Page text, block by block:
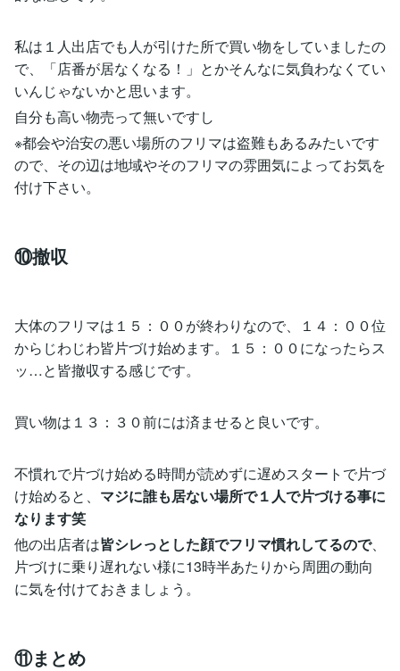
私は１人出店でも人が引けた所で買い物をしていましたの
で、「店番が居なくなる！」とかそんなに気負わなくてい
いんじゃないかと思います。
自分も高い物売って無いですし
※都会や治安の悪い場所のフリマは盗難もあるみたいです
ので、その辺は地域やそのフリマの雰囲気によってお気を
付け下さい。
⑩撤収
大体のフリマは１５：００が終わりなので、１４：００位
からじわじわ皆片づけ始めます。１５：００になったらス
ッ…と皆撤収する感じです。
買い物は１３：３０前には済ませると良いです。
不慣れで片づけ始める時間が読めずに遅めスタートで片づ
け始めると、 マジに誰も居ない場所で１人で片づける事に
なります笑
他の出店者は皆シレっとした顔でフリマ慣れしてるので、
片づけに乗り遅れない様に13時半あたりから周囲の動向
に気を付けておきましょう。
⑪まとめ